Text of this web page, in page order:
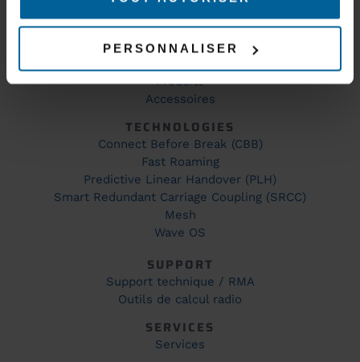
PERSONNALISER
PRODUITS
Produits
Accessoires
TECHNOLOGIES
Connect Before Break (CBB)
Fast Roaming
Predictive Linear Handover (PLH)
Smart Redundant Carriage Coupling (SRCC)
Mesh
Wave OS
SUPPORT
Support technique / RMA
Outils de calcul radio
SERVICES
Services